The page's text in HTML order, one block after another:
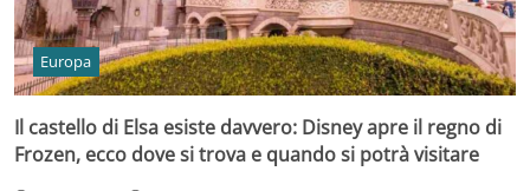
Europa
Il castello di Elsa esiste davvero: Disney apre il regno di
Frozen, ecco dove si trova e quando si potrà visitare